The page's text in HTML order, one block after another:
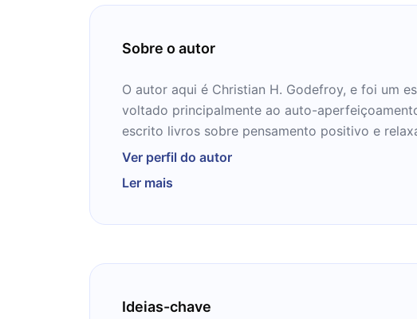
Sobre o autor
O autor aqui é Christian H. Godefroy, e foi um
voltado principalmente ao auto-
escrito livros sobre pensamento positivo e
pessoas muito tensas. Está interessado em
conteúdos nos próximos 12 minutos.
Ver perfil do autor
Ler mais
Ideias-chave